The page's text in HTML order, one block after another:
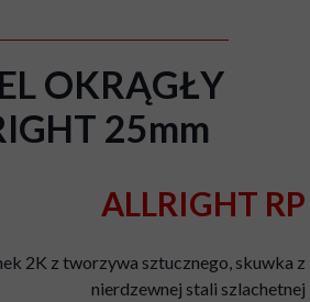
OKRĄGŁY
25mm
ALLRIGHT RP
2K z tworzywa sztucznego, skuwka z
nierdzewnej stali szlachetnej